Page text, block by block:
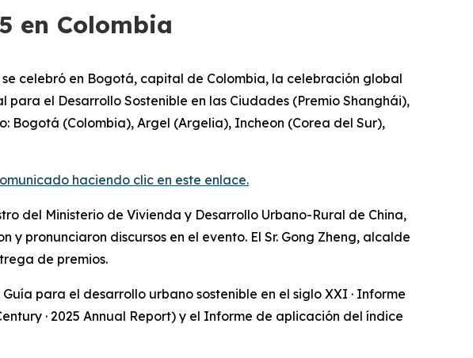
en Colombia
se celebró en Bogotá, capital de Colombia, la celebración global
el Desarrollo Sostenible en las Ciudades (Premio Shanghái),
Bogotá (Colombia), Argel (Argelia), Incheon (Corea del Sur),
haciendo clic en este enlace.
del Ministerio de Vivienda y Desarrollo Urbano-Rural de China,
pronunciaron discursos en el evento. El Sr. Gong Zheng, alcalde
de premios.
para el desarrollo urbano sostenible en el siglo XXI · Informe
· 2025 Annual Report) y el Informe de aplicación del índice